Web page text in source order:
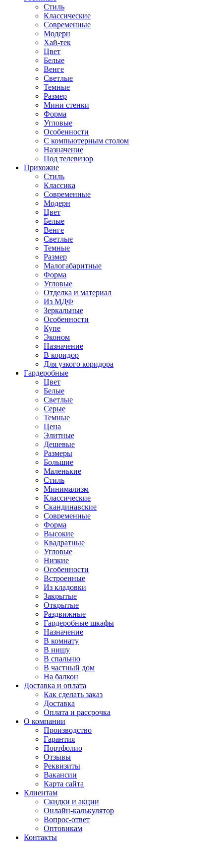
Стиль
Классические
Современные
Модерн
Хай-тек
Цвет
Белые
Венге
Светлые
Темные
Размер
Мини стенки
Форма
Угловые
Особенности
С компьютерным столом
Назначение
Под телевизор
Прихожие
Стиль
Классика
Современные
Модерн
Цвет
Белые
Венге
Светлые
Темные
Размер
Малогабаритные
Форма
Угловые
Отделка и материал
Из МДФ
Зеркальные
Особенности
Купе
Эконом
Назначение
В коридор
Для узкого коридора
Гардеробные
Цвет
Белые
Светлые
Серые
Темные
Цена
Элитные
Дешевые
Размеры
Большие
Маленькие
Стиль
Минимализм
Классические
Скандинавские
Современные
Форма
Высокие
Квадратные
Угловые
Низкие
Особенности
Встроенные
Из кладовки
Закрытые
Открытые
Раздвижные
Гардеробные шкафы
Назначение
В комнату
В нишу
В спальню
В частный дом
На балкон
Доставка и оплата
Как сделать заказ
Доставка
Оплата и рассрочка
О компании
Производство
Гарантия
Портфолио
Отзывы
Реквизиты
Вакансии
Карта сайта
Клиентам
Скидки и акции
Онлайн-калькулятор
Вопрос-ответ
Оптовикам
Контакты